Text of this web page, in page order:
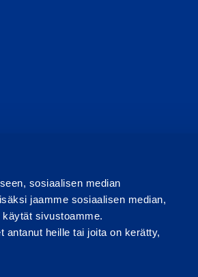
sosiaalisen median
jaamme sosiaalisen median,
sivustoamme.
antanut heille tai joita on kerätty,